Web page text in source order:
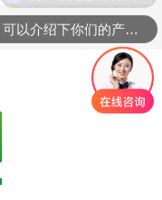
可以介绍下你们的产品么？